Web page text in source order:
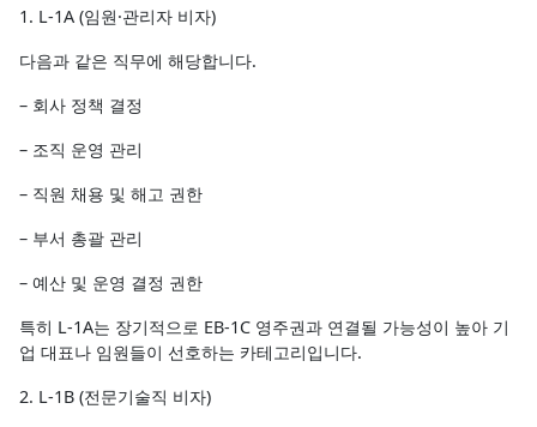
1. L-1A (임원·관리자 비자)
다음과 같은 직무에 해당합니다.
– 회사 정책 결정
– 조직 운영 관리
– 직원 채용 및 해고 권한
– 부서 총괄 관리
– 예산 및 운영 결정 권한
특히 L-1A는 장기적으로 EB-1C 영주권과 연결될 가능성이 높아 기
업 대표나 임원들이 선호하는 카테고리입니다.
2. L-1B (전문기술직 비자)